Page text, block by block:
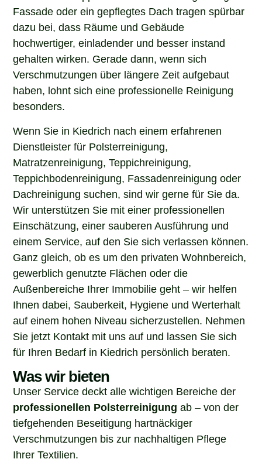
Fassade oder ein gepflegtes Dach tragen spürbar
dazu bei, dass Räume und Gebäude
hochwertiger, einladender und besser instand
gehalten wirken. Gerade dann, wenn sich
Verschmutzungen über längere Zeit aufgebaut
haben, lohnt sich eine professionelle Reinigung
besonders.
Wenn Sie in Kiedrich nach einem erfahrenen
Dienstleister für Polsterreinigung,
Matratzenreinigung, Teppichreinigung,
Teppichbodenreinigung, Fassadenreinigung oder
Dachreinigung suchen, sind wir gerne für Sie da.
Wir unterstützen Sie mit einer professionellen
Einschätzung, einer sauberen Ausführung und
einem Service, auf den Sie sich verlassen können.
Ganz gleich, ob es um den privaten Wohnbereich,
gewerblich genutzte Flächen oder die
Außenbereiche Ihrer Immobilie geht – wir helfen
Ihnen dabei, Sauberkeit, Hygiene und Werterhalt
auf einem hohen Niveau sicherzustellen. Nehmen
Sie jetzt Kontakt mit uns auf und lassen Sie sich
für Ihren Bedarf in Kiedrich persönlich beraten.
Was wir bieten
Unser Service deckt alle wichtigen Bereiche der
professionellen Polsterreinigung ab – von der
tiefgehenden Beseitigung hartnäckiger
Verschmutzungen bis zur nachhaltigen Pflege
Ihrer Textilien.